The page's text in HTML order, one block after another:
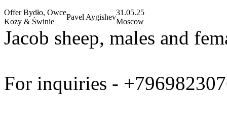
Offer Bydło, Owce
Kozy & Świnie
Pavel Aygishev
31.05.25
Moscow
Jacob sheep, males and
For inquiries -